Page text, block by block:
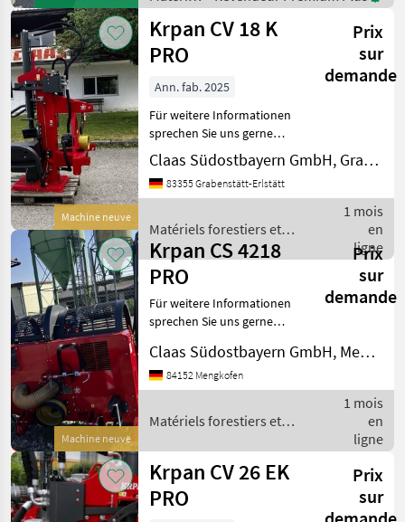
forestiers
et
matériels
pour le
travail
Krpan
Machine neuve
Krpan CV 18 K
PRO
Prix
sur
demande
Ann. fab. 2025
Für weitere Informationen
sprechen Sie uns gerne
an.Wir sprechen DeutschWe
speak EnglishDer Preis ist
für den dargestellten
Angaben in der Beschr
Claas Südostbayern GmbH, Grabenstätt-Erlstätt
83355 Grabenstätt-Erlstätt
Matériels forestiers et
matériels pour le travail du
bois / Krpan
1 mois
en
ligne
Machine neuve
Krpan CS 4218
PRO
Prix
sur
demande
Für weitere Informationen
sprechen Sie uns gerne
Deutsch.We speak
English.Der Preis ist für den
dargestellten Zustand
Besc
Claas Südostbayern GmbH, Mengkofen
84152 Mengkofen
Matériels forestiers et
bois / Krpan
1 mois
en
ligne
Krpan CV 26 EK
PRO
Prix
sur